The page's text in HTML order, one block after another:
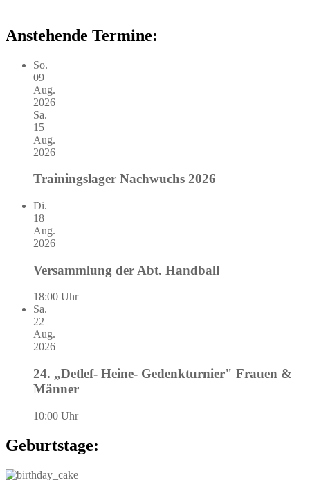
Anstehende Termine:
So.
09
Aug.
2026
Sa.
15
Aug.
2026
Trainingslager Nachwuchs 2026
Di.
18
Aug.
2026
Versammlung der Abt. Handball
18:00 Uhr
Sa.
22
Aug.
2026
24. „Detlef- Heine- Gedenkturnier" Frauen &
Männer
10:00 Uhr
Geburtstage: